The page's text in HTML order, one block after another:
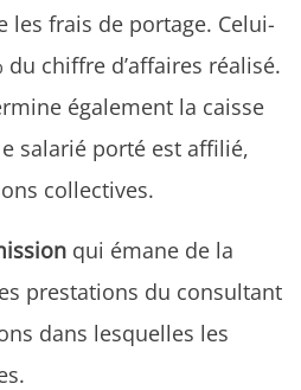
les frais de portage. Celui-
du chiffre d’affaires réalisé.
également la caisse
salarié porté est affilié,
collectives.
qui émane de la
prestations du consultant
dans lesquelles les